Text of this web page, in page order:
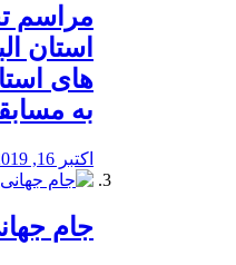
مراسم
استان
های
به
اکتبر 16, 2019
جام